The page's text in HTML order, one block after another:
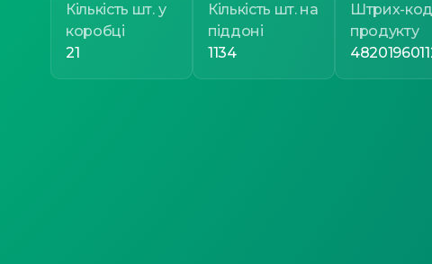
Кількість шт. у
коробці
21
Кількість шт. на
піддоні
1134
Штрих-код
продукту